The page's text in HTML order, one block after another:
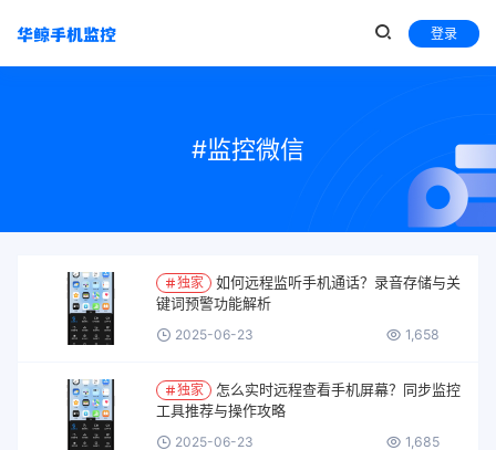
登录
#监控微信
独家
键词预警功能解析
2025-06-23 1,658
独家
工具推荐与操作攻略
2025-06-23 1,685